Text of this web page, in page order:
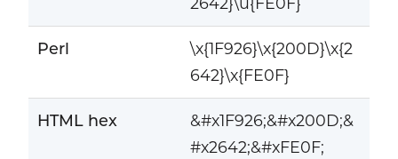
Perl
\x{1F926}\x{200D}\x{2
642}\x{FE0F}
HTML hex
&#x1F926;&#x200D;&
#x2642;&#xFE0F;